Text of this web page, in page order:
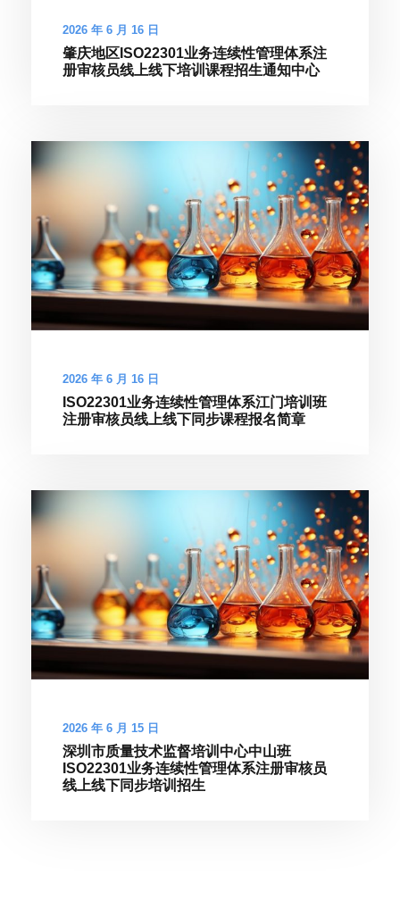
2026 年 6 月 16 日
肇庆地区ISO22301业务连续性管理体系注
册审核员线上线下培训课程招生通知中心
2026 年 6 月 16 日
ISO22301业务连续性管理体系江门培训班
注册审核员线上线下同步课程报名简章
2026 年 6 月 15 日
深圳市质量技术监督培训中心中山班
ISO22301业务连续性管理体系注册审核员
线上线下同步培训招生